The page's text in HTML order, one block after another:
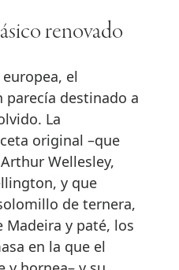
renovado
el
destinado a
La
original –que
Wellesley,
y que
de ternera,
Madeira y paté, los
en la que el